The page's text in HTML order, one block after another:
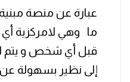
عبارة عن منصة
ما .
وهي لامركزية أي
قبل أي شخص و يتم
إلى نظير بسهولة